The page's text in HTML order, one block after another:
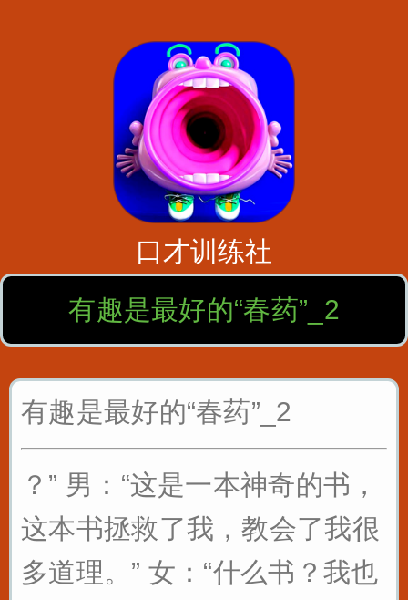
口才训练社
有趣是最好的“春药”_2
有趣是最好的“春药”_2
？” 男：“这是一本神奇的书，
这本书拯救了我，教会了我很
多道理。” 女：“什么书？我也